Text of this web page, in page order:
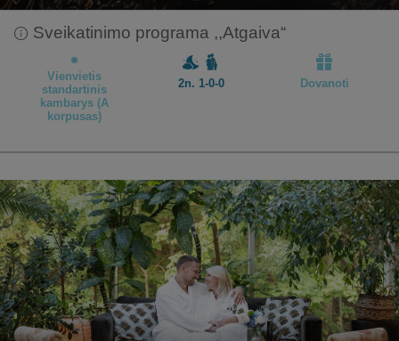
Sveikatinimo programa ,,Atgaiva“
Dovanoti
Vienvietis
standartinis
kambarys (A
korpusas)
2n. 1-0-0